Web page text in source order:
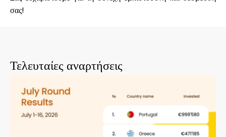
σας!
Τελευταίες αναρτήσεις